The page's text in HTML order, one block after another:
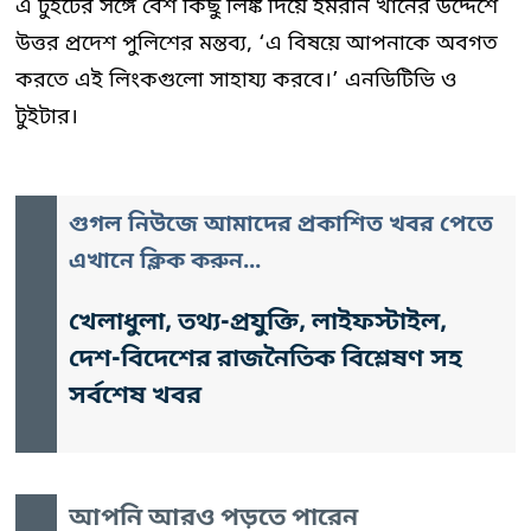
এ টুইটের সঙ্গে বেশ কিছু লিঙ্ক দিয়ে ইমরান খানের উদ্দেশে
উত্তর প্রদেশ পুলিশের মন্তব্য, ‘এ বিষয়ে আপনাকে অবগত
করতে এই লিংকগুলো সাহায্য করবে।’ এনডিটিভি ও
টুইটার।
গুগল নিউজে আমাদের প্রকাশিত খবর পেতে
এখানে ক্লিক করুন...
খেলাধুলা, তথ্য-প্রযুক্তি, লাইফস্টাইল,
দেশ-বিদেশের রাজনৈতিক বিশ্লেষণ সহ
সর্বশেষ খবর
আপনি আরও পড়তে পারেন